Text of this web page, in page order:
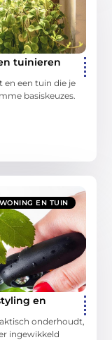
tuinieren
en een tuin die je
basiskeuzes.
WONING EN TUIN
en
onderhoudt,
ingewikkeld